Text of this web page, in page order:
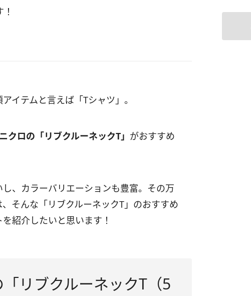
イテムと言えば「Tシャツ」。
クロの「リブクルーネックT」 がおすすめ
、カラーバリエーションも豊富。その万
そんな「リブクルーネックT」のおすすめ
紹介したいと思います！
リブクルーネックT（5